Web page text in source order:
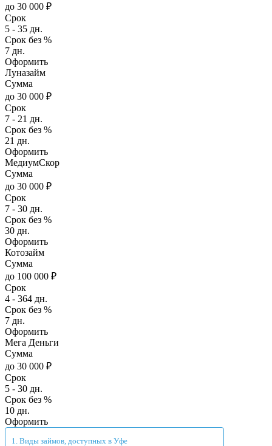
до 30 000 ₽
Срок
5 - 35 дн.
Срок без %
7 дн.
Оформить
Луназайм
Сумма
до 30 000 ₽
Срок
7 - 21 дн.
Срок без %
21 дн.
Оформить
МедиумСкор
Сумма
до 30 000 ₽
Срок
7 - 30 дн.
Срок без %
30 дн.
Оформить
Котозайм
Сумма
до 100 000 ₽
Срок
4 - 364 дн.
Срок без %
7 дн.
Оформить
Мега Деньги
Сумма
до 30 000 ₽
Срок
5 - 30 дн.
Срок без %
10 дн.
Оформить
Виды займов, доступных в Уфе